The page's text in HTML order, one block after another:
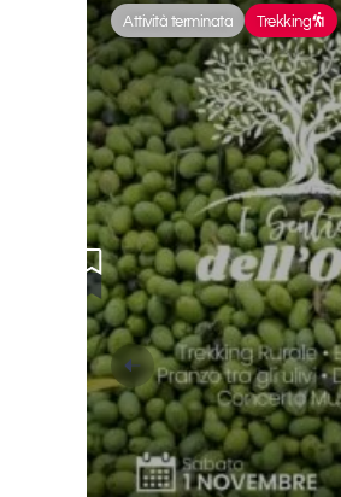
Attività terminata Trekking